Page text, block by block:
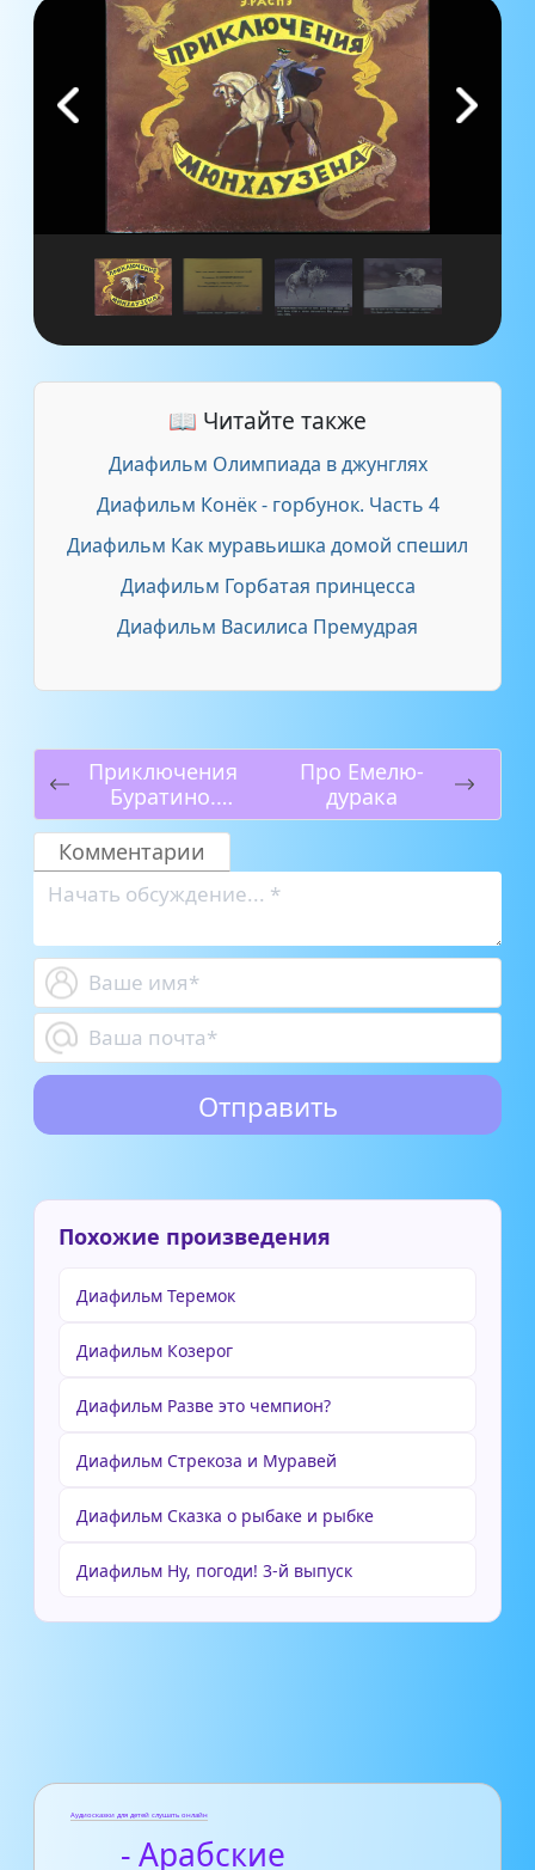
📖 Читайте также
Диафильм Олимпиада в джунглях
Диафильм Конёк - горбунок. Часть 4
Диафильм Как муравьишка домой спешил
Диафильм Горбатая принцесса
Диафильм Василиса Премудрая
Приключения
Буратино.
Часть 2
Про Емелю-
дурака
Комментарии
Похожие произведения
Диафильм Теремок
Диафильм Козерог
Диафильм Разве это чемпион?
Диафильм Стрекоза и Муравей
Диафильм Сказка о рыбаке и рыбке
Диафильм Ну, погоди! 3-й выпуск
Аудиосказки для детей слушать онлайн
- Арабские